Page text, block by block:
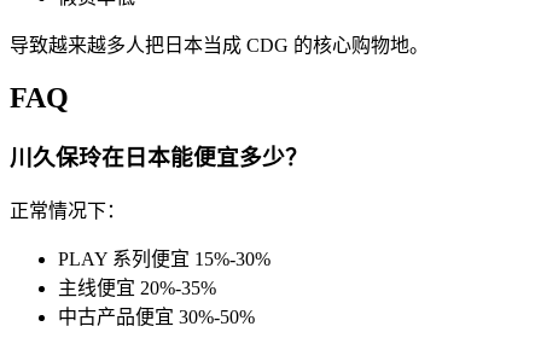
导致越来越多人把日本当成 CDG 的核心购物地。
FAQ
川久保玲在日本能便宜多少？
正常情况下：
PLAY 系列便宜 15%-30%
主线便宜 20%-35%
中古产品便宜 30%-50%